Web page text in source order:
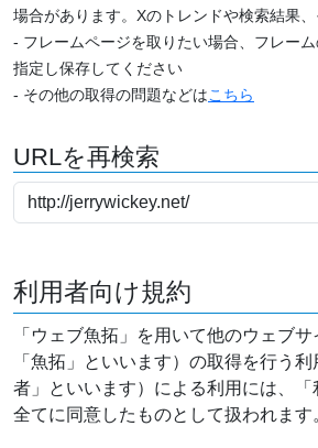
場合があります。Xのトレンドや検索結果、
- フレームページを取りたい場合、フレー
指定し保存してください
- その他の取得の問題などはこちら
URLを再検索
利用者向け規約
「ウェブ魚拓」を用いて他のウェブサ
「魚拓」といいます）の取得を行う
者」といいます）による利用には、
全てに同意したものとして扱われます